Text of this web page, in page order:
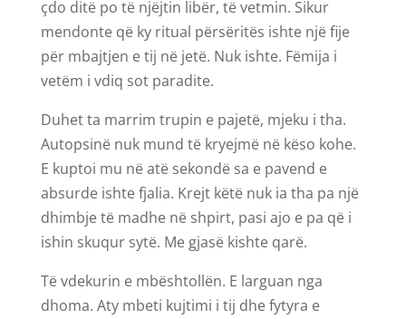
çdo ditë po të njëjtin libër, të vetmin. Sikur
mendonte që ky ritual përsëritës ishte një fije
për mbajtjen e tij në jetë. Nuk ishte. Fëmija i
vetëm i vdiq sot paradite.
Duhet ta marrim trupin e pajetë, mjeku i tha.
Autopsinë nuk mund të kryejmë në këso kohe.
E kuptoi mu në atë sekondë sa e pavend e
absurde ishte fjalia. Krejt këtë nuk ia tha pa një
dhimbje të madhe në shpirt, pasi ajo e pa që i
ishin skuqur sytë. Me gjasë kishte qarë.
Të vdekurin e mbështollën. E larguan nga
dhoma. Aty mbeti kujtimi i tij dhe fytyra e